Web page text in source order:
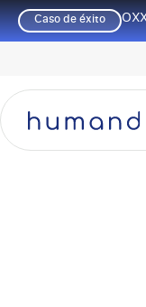
Caso de éxito